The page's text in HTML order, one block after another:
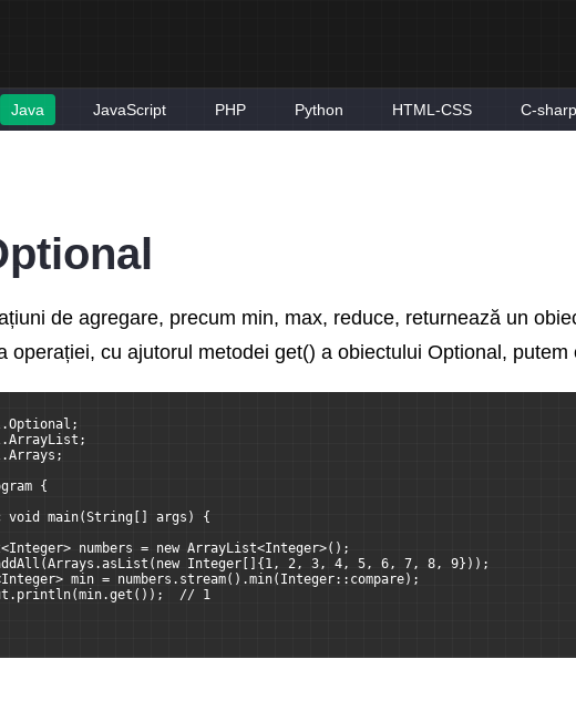
Java JavaScript PHP Python HTML-CSS C-sharp
de agregare, precum min, max, reduce, returnează un
operației, cu ajutorul metodei get() a obiectului Optional,
{
main(String[] args) {
numbers = new ArrayList<Integer>();
Integer[]{1, 2, 3, 4, 5, 6, 7, 8, 9}));
min = numbers.stream().min(Integer::compare);
// 1